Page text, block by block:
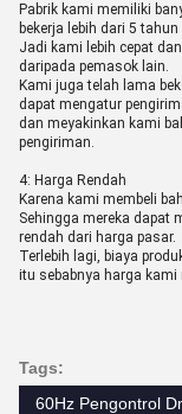
Pabrik kami memiliki
bekerja lebih dari 5
Jadi kami lebih cepat
daripada pemasok lain.
Kami juga telah lama
dapat mengatur
dan meyakinkan kami
pengiriman.
4: Harga Rendah
Karena kami membeli
Sehingga mereka dapat
rendah dari harga pasar.
Terlebih lagi, biaya
itu sebabnya harga kami
Tags:
60Hz Pengontrol